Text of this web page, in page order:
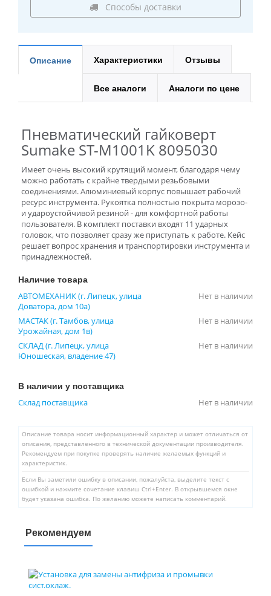
Способы доставки
Описание Характеристики Отзывы
Все аналоги Аналоги по цене
Пневматический гайковерт
Sumake ST-M1001K 8095030
Имеет очень высокий крутящий момент, благодаря чему
можно работать с крайне твердыми резьбовыми
соединениями. Алюминиевый корпус повышает рабочий
ресурс инструмента. Рукоятка полностью покрыта морозо-
и удароустойчивой резиной - для комфортной работы
пользователя. В комплект поставки входят 11 ударных
головок, что позволяет сразу же приступать к работе. Кейс
решает вопрос хранения и транспортировки инструмента и
принадлежностей.
Наличие товара
АВТОМЕХАНИК (г. Липецк, улица
Доватора, дом 10а)
Нет в наличии
МАСТАК (г. Тамбов, улица
Урожайная, дом 1в)
Нет в наличии
СКЛАД (г. Липецк, улица
Юношеская, владение 47)
Нет в наличии
В наличии у поставщика
Склад поставщика Нет в наличии
Описание товара носит информационный характер и может отличаться от
описания, представленного в технической документации производителя.
Рекомендуем при покупке проверять наличие желаемых функций и
характеристик.
Если Вы заметили ошибку в описании, пожалуйста, выделите текст с
ошибкой и нажмите сочетание клавиш Ctrl+Enter. В открывшемся окне
будет указана ошибка. По желанию можете написать комментарий.
Рекомендуем